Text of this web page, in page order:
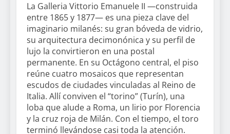
La Galleria Vittorio Emanuele II —construida
entre 1865 y 1877— es una pieza clave del
imaginario milanés: su gran bóveda de vidrio,
su arquitectura decimonónica y su perfil de
lujo la convirtieron en una postal
permanente. En su Octágono central, el piso
reúne cuatro mosaicos que representan
escudos de ciudades vinculadas al Reino de
Italia. Allí conviven el “torino” (Turín), una
loba que alude a Roma, un lirio por Florencia
y la cruz roja de Milán. Con el tiempo, el toro
terminó llevándose casi toda la atención.